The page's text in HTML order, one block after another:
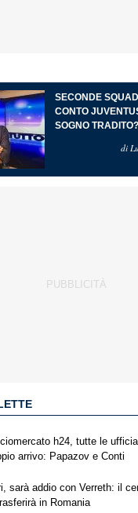
SECONDE
CONTO
SOGNO TRADITO?
di
h24, tutte le
arrivo: Papazov e Conti
sarà addio con Verreth: il
in Romania